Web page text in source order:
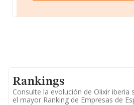
Rankings
Consulte la evolución de Olixir iberia
el mayor Ranking de Empresas de